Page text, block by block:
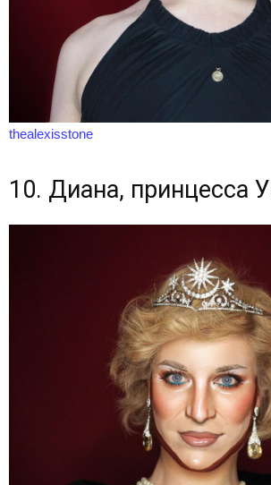
thealexisstone
10. Диана, принцесса